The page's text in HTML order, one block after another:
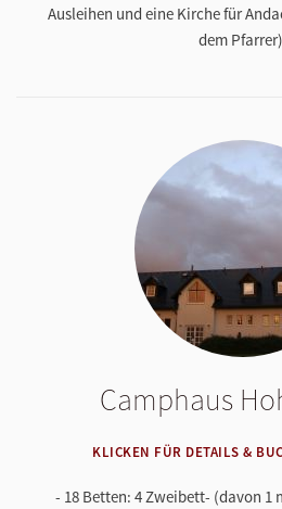
Ausleihen und eine Kirche für
dem
Camphaus
KLICKEN FÜR DETAILS &
- 18 Betten: 4 Zweibett- (davon